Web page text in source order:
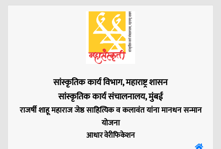
सांस्कृतिक कार्य विभाग, महाराष्ट्र शासन
सांस्कृतिक कार्य संचालनालय, मुंबई
राजर्षी शाहू महाराज जेष्ठ साहित्यिक व कलावंत यांना मानधन सन्मान
योजना
आधार वेरीफिकेशन